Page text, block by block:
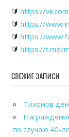
🔰 https://
🔰 https://
🔰 https://
🔰 https://t.me/
СВЕЖИЕ ЗАПИСИ
Тихонов
по случаю 40-